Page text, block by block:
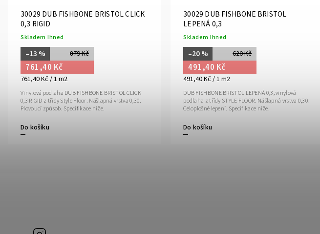
30029 DUB FISHBONE BRISTOL CLICK
0,3 RIGID
Skladem Ihned
879 Kč
–13 %
761,40 Kč
761,40 Kč / 1 m2
Do košíku
Vinylová podlaha DUB FISHBONE BRISTOL CLICK
0,3 RIGID z třídy Style Floor. Nášlapná vrstva 0,30.
Plovoucí způsob. Specifikace níže.
30029 DUB FISHBONE BRISTOL
LEPENÁ 0,3
Skladem Ihned
620 Kč
–20 %
491,40 Kč
491,40 Kč / 1 m2
Do košíku
DUB FISHBONE BRISTOL LEPENÁ 0,3, vinylová
podlaha z třídy STYLE FLOOR. Nášlapná vrstva 0,30.
Celoplošné lepení. Specifikace níže.